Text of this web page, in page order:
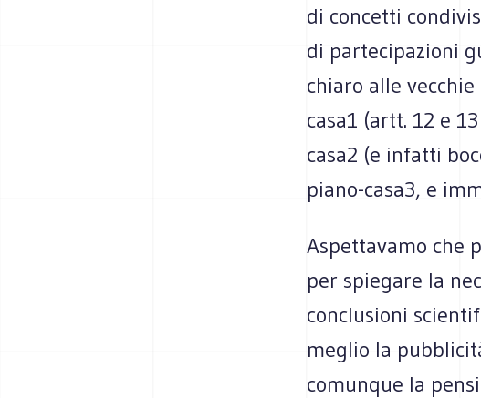
di concetti
di partecipazioni
chiaro alle
casa1 (artt. 12 e
casa2 (e infatti
piano-casa3, e
Aspettavamo che
per spiegare la
conclusioni
meglio la
comunque la